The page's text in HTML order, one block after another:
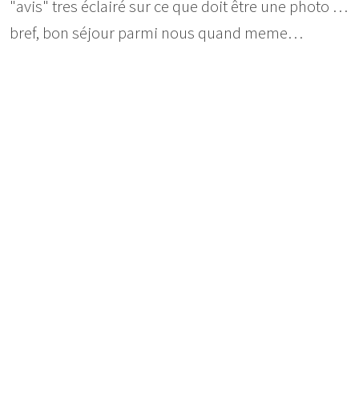
"avis" tres éclairé sur ce que doit être une photo …
bref, bon séjour parmi nous quand meme…